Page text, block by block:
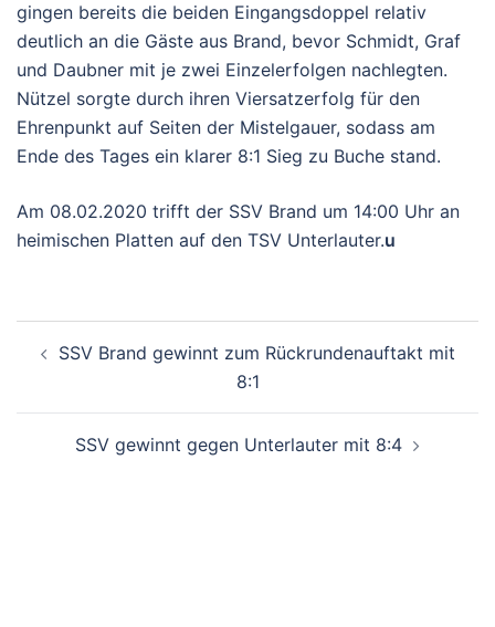
gingen bereits die beiden Eingangsdoppel relativ
deutlich an die Gäste aus Brand, bevor Schmidt, Graf
und Daubner mit je zwei Einzelerfolgen nachlegten.
Nützel sorgte durch ihren Viersatzerfolg für den
Ehrenpunkt auf Seiten der Mistelgauer, sodass am
Ende des Tages ein klarer 8:1 Sieg zu Buche stand.
Am 08.02.2020 trifft der SSV Brand um 14:00 Uhr an
heimischen Platten auf den TSV Unterlauter.u
SSV Brand gewinnt zum Rückrundenauftakt mit
8:1
SSV gewinnt gegen Unterlauter mit 8:4